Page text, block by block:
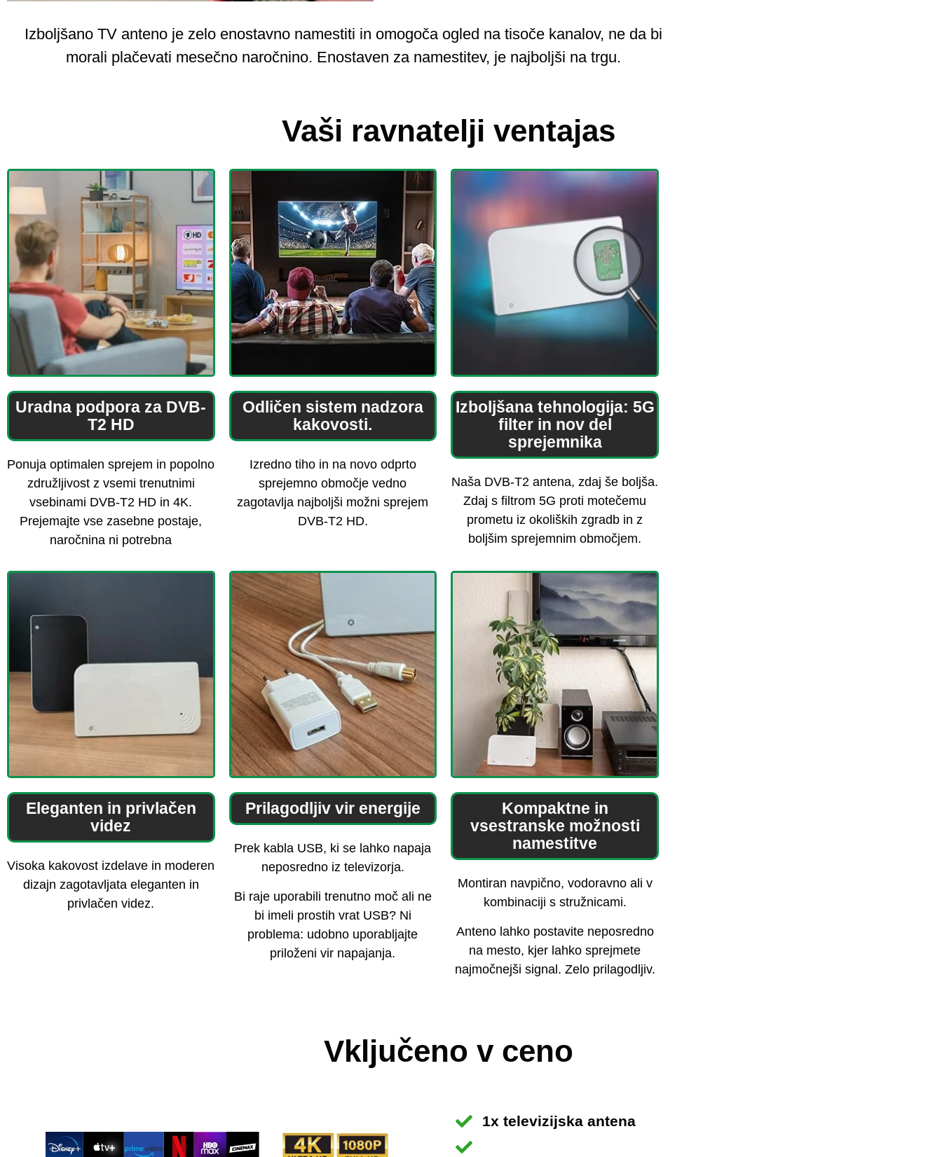
Izboljšano TV anteno je zelo enostavno namestiti in omogoča ogled na tisoče kanalov, ne da bi
morali plačevati mesečno naročnino. Enostaven za namestitev, je najboljši na trgu.
Vaši ravnatelji ventajas
Uradna podpora za DVB-
T2 HD
Ponuja optimalen sprejem in popolno
združljivost z vsemi trenutnimi
vsebinami DVB-T2 HD in 4K.
Prejemajte vse zasebne postaje,
naročnina ni potrebna
Odličen sistem nadzora
kakovosti.
Izredno tiho in na novo odprto
sprejemno območje vedno
zagotavlja najboljši možni sprejem
DVB-T2 HD.
Izboljšana tehnologija: 5G
filter in nov del
sprejemnika
Naša DVB-T2 antena, zdaj še boljša.
Zdaj s filtrom 5G proti motečemu
prometu iz okoliških zgradb in z
boljšim sprejemnim območjem.
Eleganten in privlačen
videz
Visoka kakovost izdelave in moderen
dizajn zagotavljata eleganten in
privlačen videz.
Prilagodljiv vir energije
Prek kabla USB, ki se lahko napaja
neposredno iz televizorja.
Bi raje uporabili trenutno moč ali ne
bi imeli prostih vrat USB? Ni
problema: udobno uporabljajte
priloženi vir napajanja.
Kompaktne in
vsestranske možnosti
namestitve
Montiran navpično, vodoravno ali v
kombinaciji s stružnicami.
Anteno lahko postavite neposredno
na mesto, kjer lahko sprejmete
najmočnejši signal. Zelo prilagodljiv.
Vključeno v ceno
1x televizijska antena